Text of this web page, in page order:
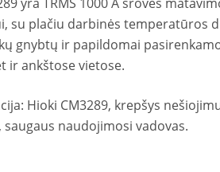
su plačiu darbinės temperatūros
gnybtų ir papildomai
ir ankštose vietose.
Hioki CM3289, krepšys
naudojimosi vadovas.